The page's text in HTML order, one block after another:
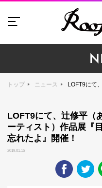
トップ ニュース LOFT9にて、辻修平（あさ
LOFT9にて、辻修平（
ーティスト）作品展『
忘れたよ』開催！
2019.01.15